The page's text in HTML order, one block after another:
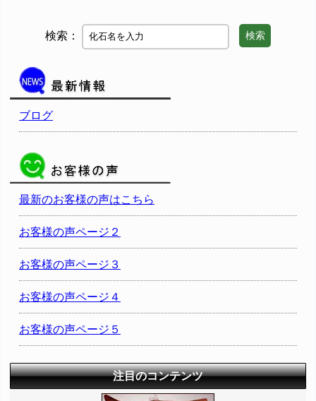
検索： 検索
ブログ
最新のお客様の声はこちら
お客様の声ページ２
お客様の声ページ３
お客様の声ページ４
お客様の声ページ５
注目のコンテンツ